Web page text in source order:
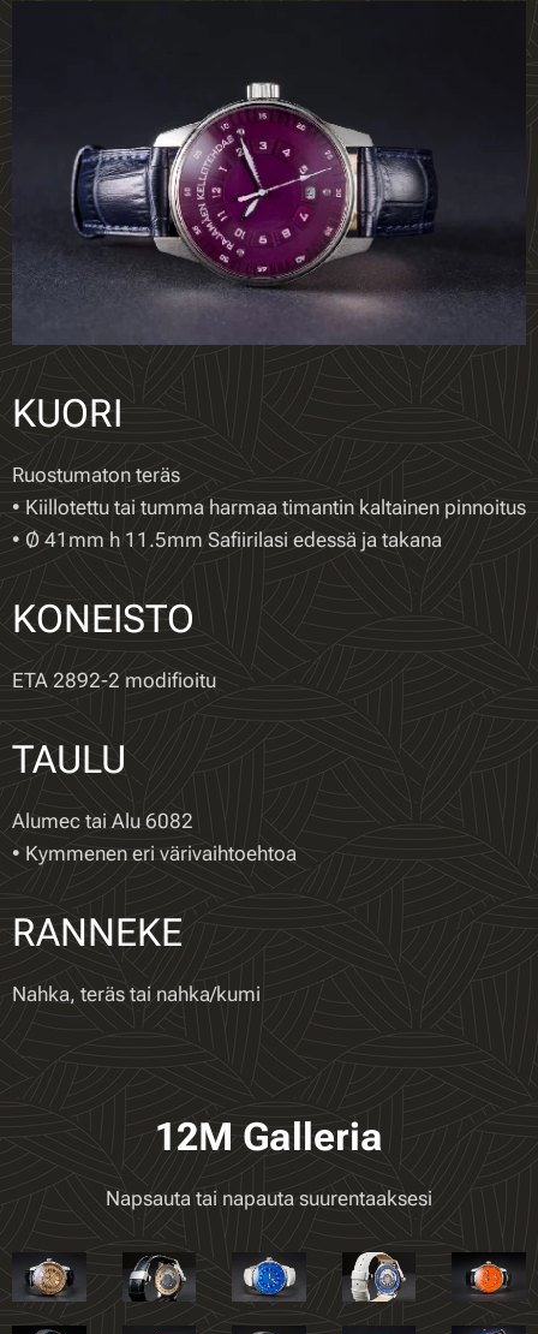
KUORI
Ruostumaton teräs
• Kiillotettu tai tumma harmaa timantin kaltainen pinnoitus
• Ø 41mm h 11.5mm Safiirilasi edessä ja takana
KONEISTO
ETA 2892-2 modifioitu
TAULU
Alumec tai Alu 6082
• Kymmenen eri värivaihtoehtoa
RANNEKE
Nahka, teräs tai nahka/kumi
12M Galleria
Napsauta tai napauta suurentaaksesi